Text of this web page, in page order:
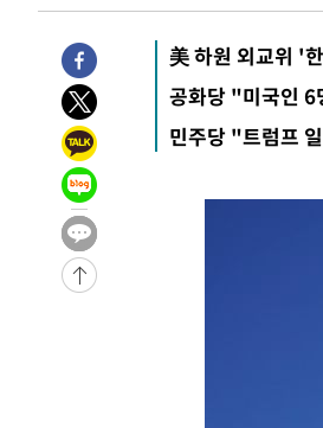
3시간 전 >[속보]규제합리화위원회 부위
후임
-18523초 전 >
이강인, 폭염 속 AT마드
-15662초 전 >
미 사업체 일자리, 7월에
하향수정 (2보)
-15110초 전 >
-10973초 전 >
[속보]이 대통령 "부동산
실천"
-10058초 전 >
운드는 임시"
-1626초 전 >
"낮 기온 소폭 하락"…수도
-1590초 전 >
[속보]이 대통령, '호우피해
-1553초 전 >
[단독]중수청 지원 검사들,
美 하원 외교위 '
공화당 "미국인 6
민주당 "트럼프